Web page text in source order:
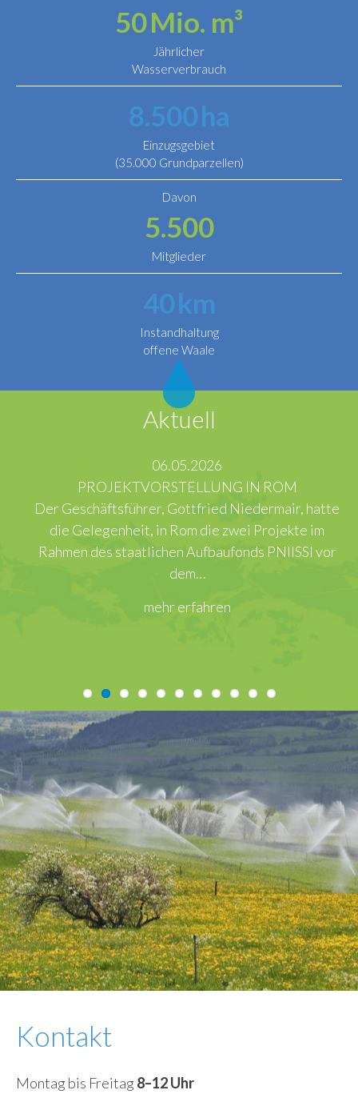
50Mio. m³
Jährlicher
Wasserverbrauch
8.500ha
Einzugsgebiet
(35.000 Grundparzellen)
Davon
5.500
Mitglieder
40km
Instandhaltung
offene Waale
Aktuell
06.05.2026
PROJEKTVORSTELLUNG IN ROM
Der Geschäftsführer, Gottfried Niedermair, hatte
die Gelegenheit, in Rom die zwei Projekte im
Rahmen des staatlichen Aufbaufonds PNIISSI vor
dem…
mehr erfahren
Kontakt
Montag bis Freitag 8–12 Uhr